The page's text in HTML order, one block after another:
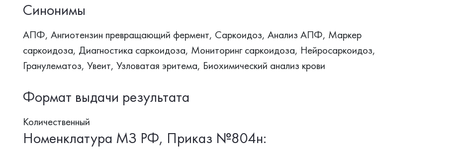
Синонимы
АПФ, Ангиотензин превращающий фермент, Саркоидоз, Анализ АПФ, Маркер
саркоидоза, Диагностика саркоидоза, Мониторинг саркоидоза, Нейросаркоидоз,
Гранулематоз, Увеит, Узловатая эритема, Биохимический анализ крови
Формат выдачи результата
Количественный
Номенклатура МЗ РФ, Приказ №804н: